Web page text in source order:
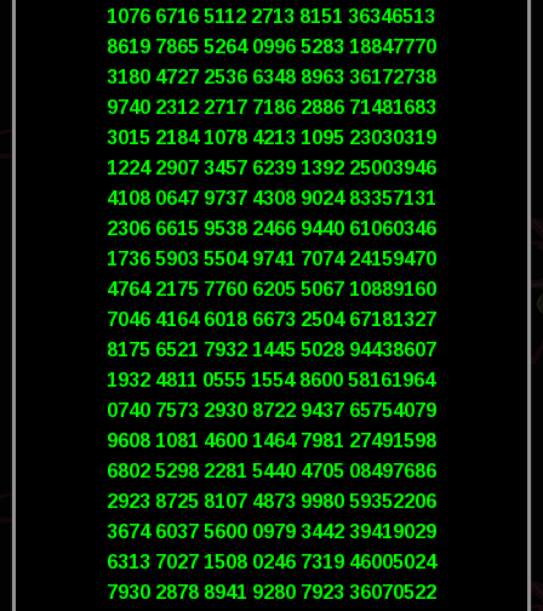
1076 6716 5112 2713 8151 36346513
8619 7865 5264 0996 5283 18847770
3180 4727 2536 6348 8963 36172738
9740 2312 2717 7186 2886 71481683
3015 2184 1078 4213 1095 23030319
1224 2907 3457 6239 1392 25003946
4108 0647 9737 4308 9024 83357131
2306 6615 9538 2466 9440 61060346
1736 5903 5504 9741 7074 24159470
4764 2175 7760 6205 5067 10889160
7046 4164 6018 6673 2504 67181327
8175 6521 7932 1445 5028 94438607
1932 4811 0555 1554 8600 58161964
0740 7573 2930 8722 9437 65754079
9608 1081 4600 1464 7981 27491598
6802 5298 2281 5440 4705 08497686
2923 8725 8107 4873 9980 59352206
3674 6037 5600 0979 3442 39419029
6313 7027 1508 0246 7319 46005024
7930 2878 8941 9280 7923 36070522